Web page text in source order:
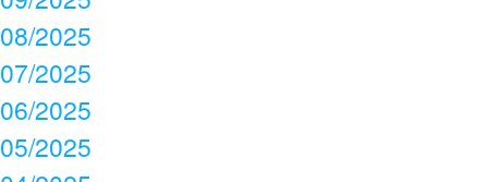
08/2025
07/2025
06/2025
05/2025